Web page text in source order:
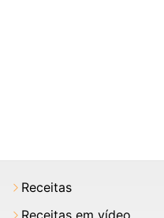
Receitas
Receitas em vídeo